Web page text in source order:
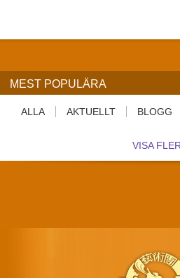
MEST POPULÄRA
ALLA AKTUELLT BLOGG
VISA FLER